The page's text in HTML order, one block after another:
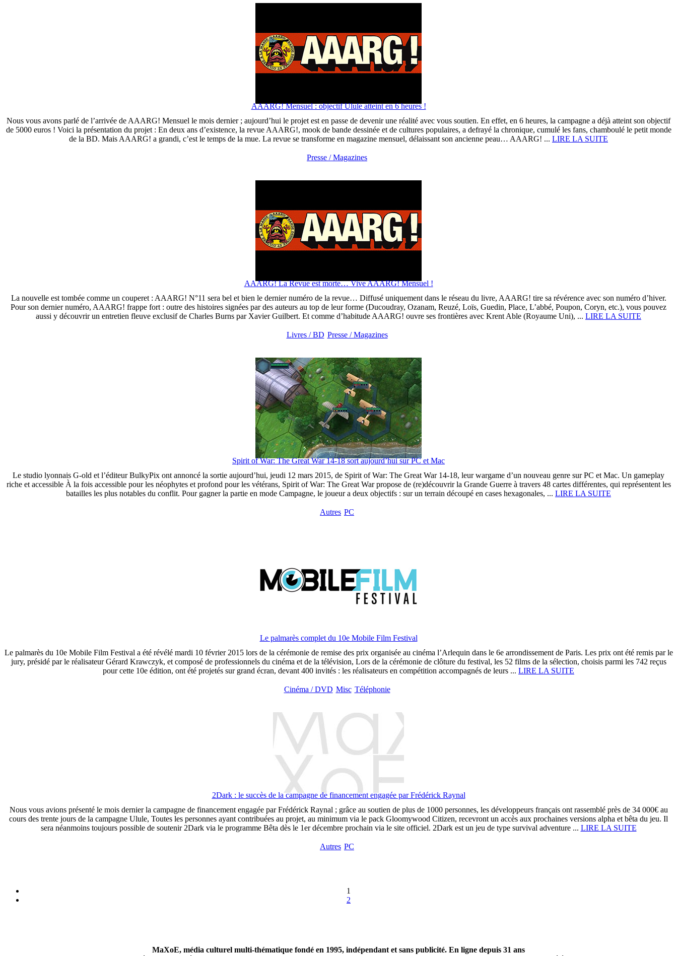
AAARG! Mensuel : objectif Ulule atteint en 6 heures !
Nous vous avons parlé de l’arrivée de AAARG! Mensuel le mois dernier ; aujourd’hui le projet est en passe de devenir une réalité avec vous soutien. En effet, en 6 heures, la campagne a déjà atteint son objectif
de 5000 euros ! Voici la présentation du projet : En deux ans d’existence, la revue AAARG!, mook de bande dessinée et de cultures populaires, a defrayé la chronique, cumulé les fans, chamboulé le petit monde
de la BD. Mais AAARG! a grandi, c’est le temps de la mue. La revue se transforme en magazine mensuel, délaissant son ancienne peau… AAARG! ... LIRE LA SUITE
Presse / Magazines
AAARG! La Revue est morte… Vive AAARG! Mensuel !
La nouvelle est tombée comme un couperet : AAARG! N°11 sera bel et bien le dernier numéro de la revue… Diffusé uniquement dans le réseau du livre, AAARG! tire sa révérence avec son numéro d’hiver.
Pour son dernier numéro, AAARG! frappe fort : outre des histoires signées par des auteurs au top de leur forme (Ducoudray, Ozanam, Reuzé, Loïs, Guedin, Place, L’abbé, Poupon, Coryn, etc.), vous pouvez
aussi y découvrir un entretien fleuve exclusif de Charles Burns par Xavier Guilbert. Et comme d’habitude AAARG! ouvre ses frontières avec Krent Able (Royaume Uni), ... LIRE LA SUITE
Livres / BD Presse / Magazines
Spirit of War: The Great War 14-18 sort aujourd’hui sur PC et Mac
Le studio lyonnais G-old et l’éditeur BulkyPix ont annoncé la sortie aujourd’hui, jeudi 12 mars 2015, de Spirit of War: The Great War 14-18, leur wargame d’un nouveau genre sur PC et Mac. Un gameplay
riche et accessible À la fois accessible pour les néophytes et profond pour les vétérans, Spirit of War: The Great War propose de (re)découvrir la Grande Guerre à travers 48 cartes différentes, qui représentent les
batailles les plus notables du conflit. Pour gagner la partie en mode Campagne, le joueur a deux objectifs : sur un terrain découpé en cases hexagonales, ... LIRE LA SUITE
Autres PC
Le palmarès complet du 10e Mobile Film Festival
Le palmarès du 10e Mobile Film Festival a été révélé mardi 10 février 2015 lors de la cérémonie de remise des prix organisée au cinéma l’Arlequin dans le 6e arrondissement de Paris. Les prix ont été remis par le
jury, présidé par le réalisateur Gérard Krawczyk, et composé de professionnels du cinéma et de la télévision, Lors de la cérémonie de clôture du festival, les 52 films de la sélection, choisis parmi les 742 reçus
pour cette 10e édition, ont été projetés sur grand écran, devant 400 invités : les réalisateurs en compétition accompagnés de leurs ... LIRE LA SUITE
Cinéma / DVD Misc Téléphonie
2Dark : le succès de la campagne de financement engagée par Frédérick Raynal
Nous vous avions présenté le mois dernier la campagne de financement engagée par Frédérick Raynal ; grâce au soutien de plus de 1000 personnes, les développeurs français ont rassemblé près de 34 000€ au
cours des trente jours de la campagne Ulule, Toutes les personnes ayant contribuées au projet, au minimum via le pack Gloomywood Citizen, recevront un accès aux prochaines versions alpha et bêta du jeu. Il
sera néanmoins toujours possible de soutenir 2Dark via le programme Bêta dès le 1er décembre prochain via le site officiel. 2Dark est un jeu de type survival adventure ... LIRE LA SUITE
Autres PC
1
2
MaXoE, média culturel multi-thématique fondé en 1995, indépendant et sans publicité. En ligne depuis 31 ans